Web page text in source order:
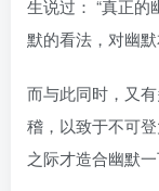
生说过： “真正
默的看法，对幽
而与此同时，又
稽，以致于不可
之际才造合幽默一